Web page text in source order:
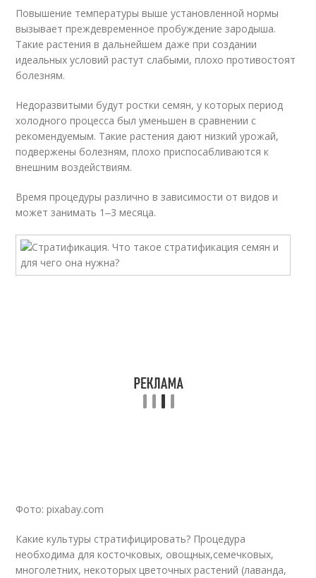
Повышение температуры выше установленной нормы
вызывает преждевременное пробуждение зародыша.
Такие растения в дальнейшем даже при создании
идеальных условий растут слабыми, плохо противостоят
болезням.
Недоразвитыми будут ростки семян, у которых период
холодного процесса был уменьшен в сравнении с
рекомендуемым. Такие растения дают низкий урожай,
подвержены болезням, плохо приспосабливаются к
внешним воздействиям.
Время процедуры различно в зависимости от видов и
может занимать 1‒3 месяца.
Фото: pixabay.com
Какие культуры стратифицировать? Процедура
необходима для косточковых, овощных,семечковых,
многолетних, некоторых цветочных растений (лаванда,